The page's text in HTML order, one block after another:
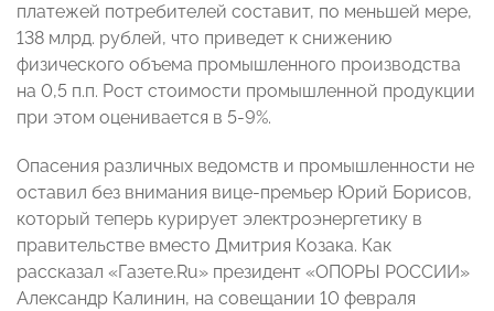
платежей потребителей составит, по меньшей мере,
138 млрд. рублей, что приведет к снижению
физического объема промышленного производства
на 0,5 п.п. Рост стоимости промышленной продукции
при этом оценивается в 5-9%.
Опасения различных ведомств и промышленности не
оставил без внимания вице-премьер Юрий Борисов,
который теперь курирует электроэнергетику в
правительстве вместо Дмитрия Козака. Как
рассказал «Газете.Ru» президент «ОПОРЫ РОССИИ»
Александр Калинин, на совещании 10 февраля